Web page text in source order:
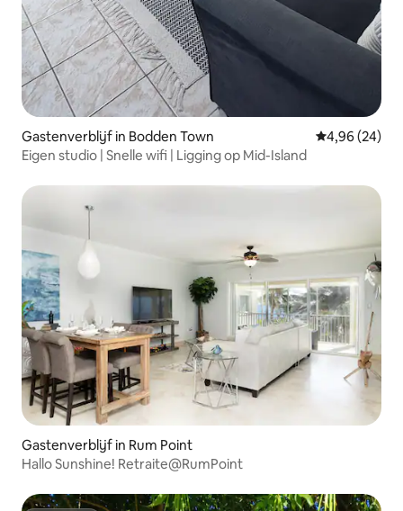
Gastenverblijf in Bodden Town Gemiddelde
4,96 (24)
Eigen studio | Snelle wifi | Ligging op Mid-Island
Gastenverblijf in Rum Point
Hallo Sunshine! Retraite@RumPoint